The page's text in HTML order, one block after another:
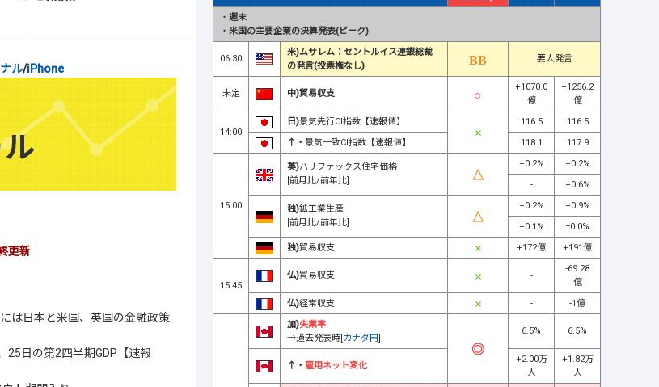
ル/iPhone
更新
は日本と米国、英国の金融政策
日の第2四半期GDP【速報
・ 週末
・ 米国の主要企業の決算発表(ピーク)
06:30
米)ムサレム：セントルイス連銀総裁
の発言(投票権なし)
要人発言
未定 中)貿易収支
+1070.0
億
+1256.2
億
14:00
日)景気先行CI指数【速報値】 116.5
116.5
↑・ 景気一致CI指数【速報値】 118.1 117.9
15:00
英)ハリファックス住宅価格
[前月比/前年比]
+0.2%
+0.2%
-
+0.6%
独)鉱工業生産
[前月比/前年比]
+0.2%
+0.9%
+0.1%
±0.0%
独)貿易収支 +172億 +191億
15:45
仏)貿易収支 -
-69.28
億
仏)経常収支 - -1億
加)失業率
→過去発表時[カナダ円]
6.5% 6.5%
↑・ 雇用ネット変化
+2.00万
人
+1.82万
人